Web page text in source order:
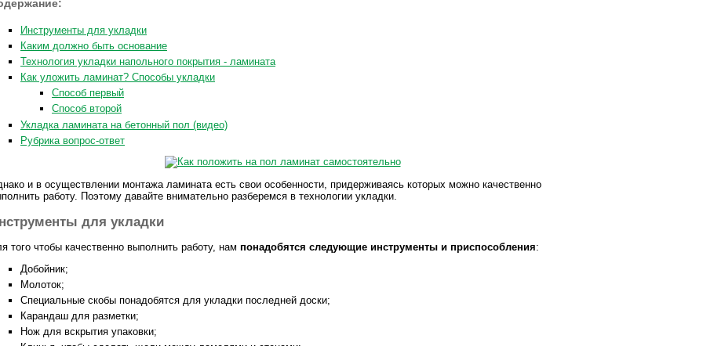
Инструменты для укладки
Каким должно быть основание
Технология укладки напольного покрытия - ламината
Как уложить ламинат? Способы укладки
Способ первый
Способ второй
Укладка ламината на бетонный пол (видео)
Рубрика вопрос-ответ
и в осуществлении монтажа ламината есть свои особенности, придерживаясь которых можно качественно
работу. Поэтому давайте внимательно разберемся в технологии укладки.
для укладки
того чтобы качественно выполнить работу, нам понадобятся следующие инструменты и приспособления:
Добойник;
Молоток;
Специальные скобы понадобятся для укладки последней доски;
Карандаш для разметки;
Нож для вскрытия упаковки;